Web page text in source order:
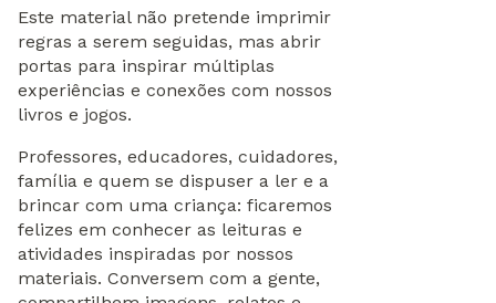
Este material não pretende imprimir
regras a serem seguidas, mas abrir
portas para inspirar múltiplas
experiências e conexões com nossos
livros e jogos.
Professores, educadores, cuidadores,
família e quem se dispuser a ler e a
brincar com uma criança: ficaremos
felizes em conhecer as leituras e
atividades inspiradas por nossos
materiais. Conversem com a gente,